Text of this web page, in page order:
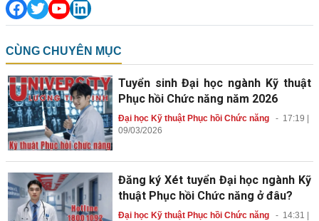
CÙNG CHUYÊN MỤC
Tuyển sinh Đại học ngành Kỹ thuật
Phục hồi Chức năng năm 2026
Đại học Kỹ thuật Phục hồi Chức năng - 17:19 |
09/03/2026
Đăng ký Xét tuyển Đại học ngành Kỹ
thuật Phục hồi Chức năng ở đâu?
Đại học Kỹ thuật Phục hồi Chức năng - 14:31 |